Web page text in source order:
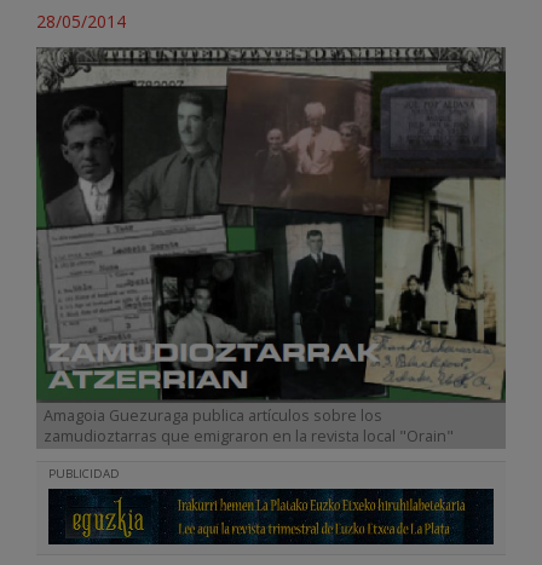
28/05/2014
Amagoia Guezuraga publica artículos sobre los
zamudioztarras que emigraron en la revista local "Orain"
PUBLICIDAD